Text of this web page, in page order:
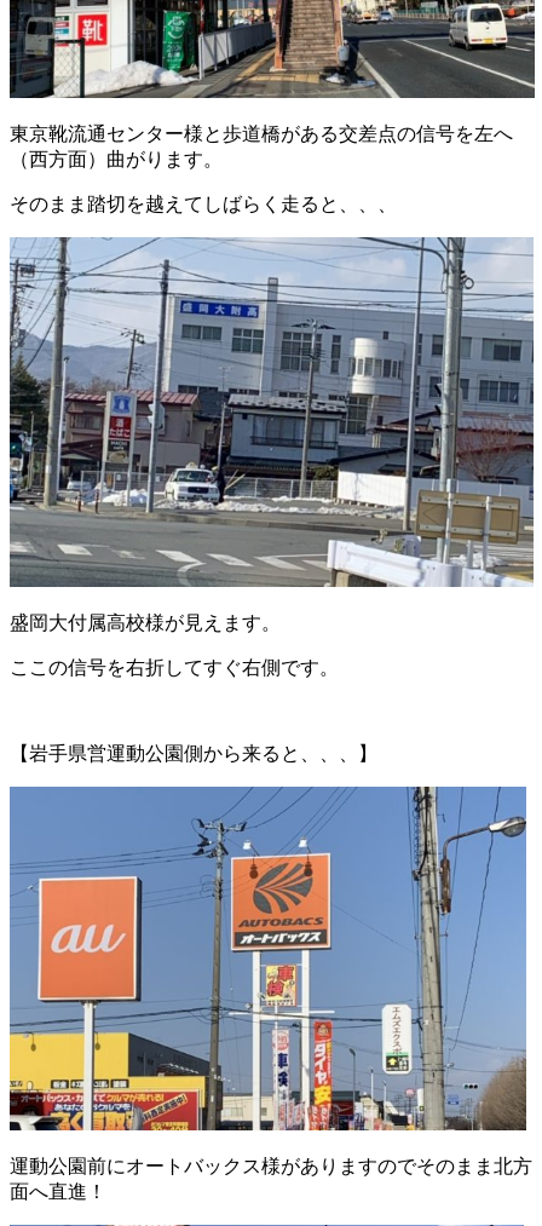
東京靴流通センター様と歩道橋がある交差点の信号を左へ
（西方面）曲がります。
そのまま踏切を越えてしばらく走ると、、、
盛岡大付属高校様が見えます。
ここの信号を右折してすぐ右側です。
【岩手県営運動公園側から来ると、、、】
運動公園前にオートバックス様がありますのでそのまま北方
面へ直進！